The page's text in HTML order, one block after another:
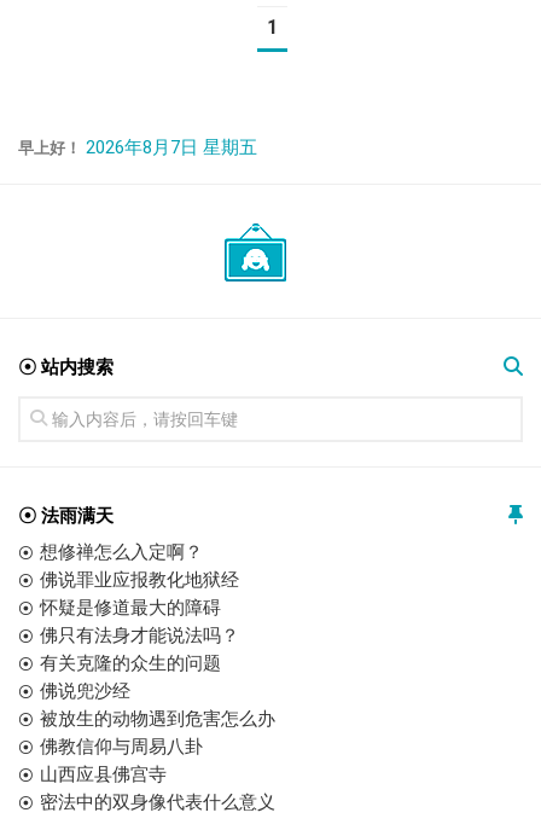
1
早上好！ 2026年8月7日 星期五
☉ 站内搜索
☉ 法雨满天
想修禅怎么入定啊？
佛说罪业应报教化地狱经
怀疑是修道最大的障碍
佛只有法身才能说法吗？
有关克隆的众生的问题
佛说兜沙经
被放生的动物遇到危害怎么办
佛教信仰与周易八卦
山西应县佛宫寺
密法中的双身像代表什么意义